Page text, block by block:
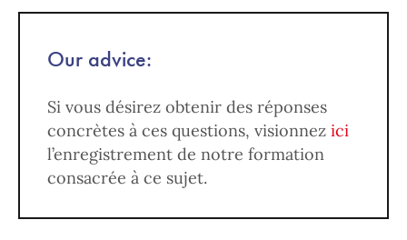
Our advice:
Si vous désirez obtenir des réponses
concrètes à ces questions, visionnez ici
l’enregistrement de notre formation
consacrée à ce sujet.